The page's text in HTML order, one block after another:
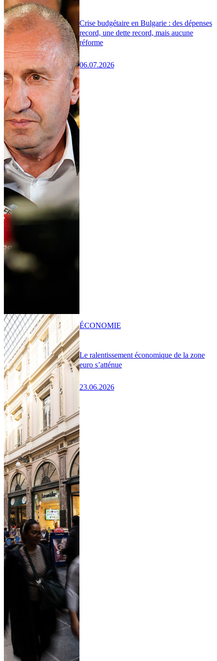
Crise budgétaire en Bulgarie : des dépenses
record, une dette record, mais aucune
réforme
06.07.2026
Le ralentissement économique de la zone
euro s’atténue
23.06.2026
ÉCONOMIE